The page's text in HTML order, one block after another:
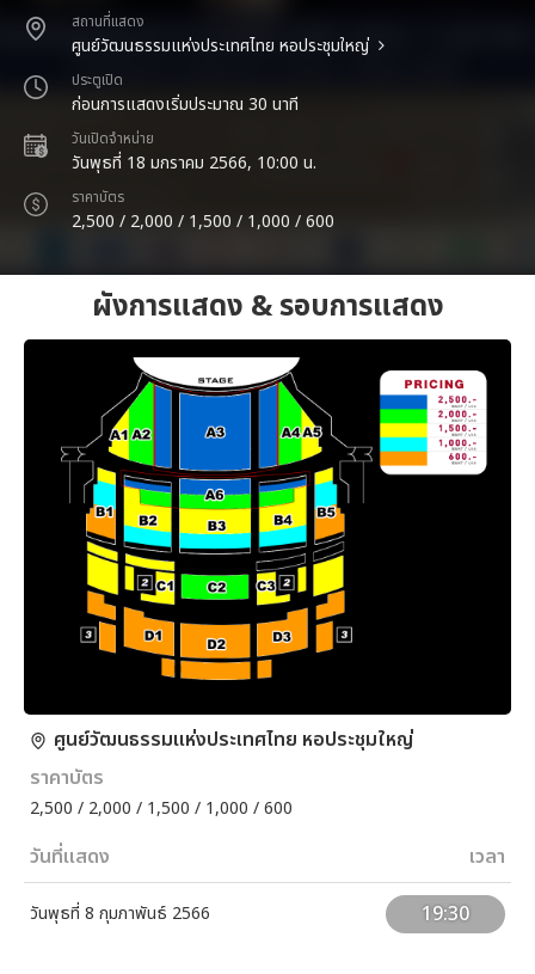
สถานที่แสดง
ศูนย์วัฒนธรรมแห่งประเทศไทย หอประชุมใหญ่
ประตูเปิด
ก่อนการแสดงเริ่มประมาณ 30 นาที
วันเปิดจำหน่าย
วันพุธที่ 18 มกราคม 2566, 10:00 น.
ราคาบัตร
2,500 / 2,000 / 1,500 / 1,000 / 600
ผังการแสดง & รอบการแสดง
ศูนย์วัฒนธรรมแห่งประเทศไทย หอประชุมใหญ่
ราคาบัตร
2,500 / 2,000 / 1,500 / 1,000 / 600
วันที่แสดง เวลา
วันพุธที่ 8 กุมภาพันธ์ 2566 19:30